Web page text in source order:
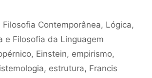
Filosofia Contemporânea, Lógica,
e Filosofia da Linguagem
, Einstein, empirismo,
, estrutura, Francis